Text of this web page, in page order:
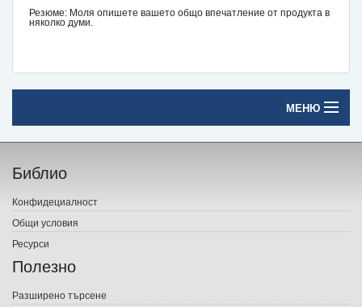
Резюме: Моля опишете вашето общо впечатление от продукта в
няколко думи.
МЕНЮ
Начало
Печатни книги
Електронни книги
Е-списания
Библио
Конфидециалност
Общи условия
Ресурси
Полезно
Разширено търсене